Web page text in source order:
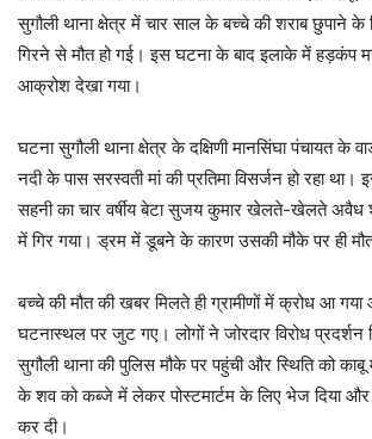
सुगौली थाना क्षेत्र में चार साल के बच्चे की शराब छुपाने
गिरने से मौत हो गई। इस घटना के बाद इलाके में हड़कंप
आक्रोश देखा गया।
घटना सुगौली थाना क्षेत्र के दक्षिणी मानसिंघा पंचायत के
नदी के पास सरस्वती मां की प्रतिमा विसर्जन हो रहा था।
सहनी का चार वर्षीय बेटा सुजय कुमार खेलते-खेलते अवैध
में गिर गया। ड्रम में डूबने के कारण उसकी मौके पर ही
बच्चे की मौत की खबर मिलते ही ग्रामीणों में क्रोध आ
घटनास्थल पर जुट गए। लोगों ने जोरदार विरोध प्रदर्शन
सुगौली थाना की पुलिस मौके पर पहुंची और स्थिति को
के शव को कब्जे में लेकर पोस्टमार्टम के लिए भेज दिया
कर दी।